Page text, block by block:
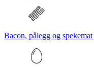
Bacon, pålegg og spekemat